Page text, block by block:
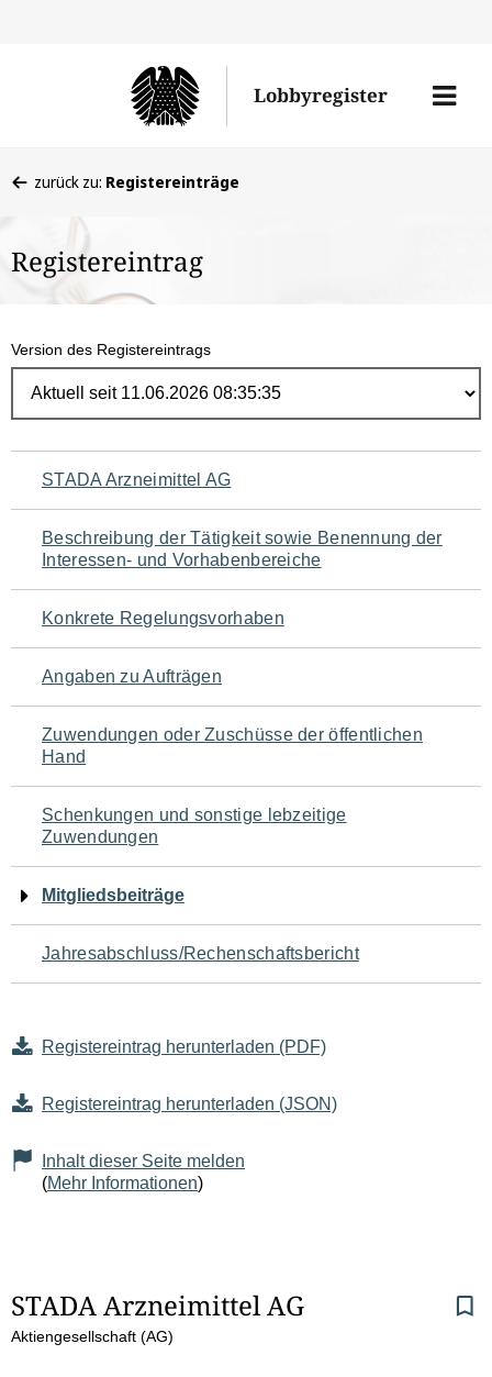
Lobbyregister
Menü
befinden
hier:
zurück zu: Registereinträge
Registereintrag
Version des Registereintrags
Navigation
für
den
Seiteninhalt
STADA Arzneimittel AG
Beschreibung der Tätigkeit sowie Benennung der
Interessen- und Vorhabenbereiche
Konkrete Regelungsvorhaben
Angaben zu Aufträgen
Zuwendungen oder Zuschüsse der öffentlichen
Hand
Schenkungen und sonstige lebzeitige
Zuwendungen
Mitgliedsbeiträge
Jahresabschluss/Rechenschaftsbericht
Registereintrag herunterladen (PDF)
Registereintrag herunterladen (JSON)
Inhalt dieser Seite melden
(Mehr Informationen)
S
e
STADA Arzneimittel AG
Aktiengesellschaft (AG)